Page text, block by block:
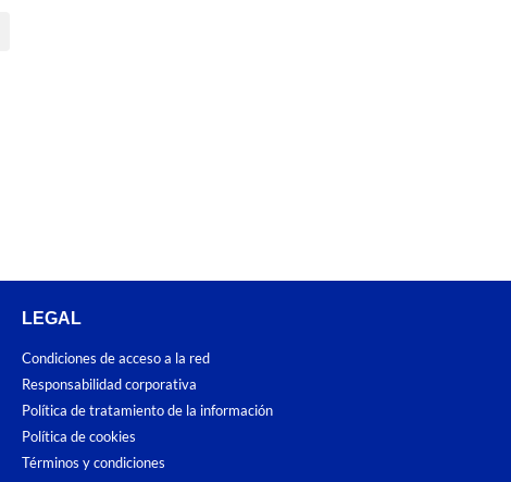
LEGAL
Condiciones de acceso a la red
Responsabilidad corporativa
Política de tratamiento de la información
Política de cookies
Términos y condiciones